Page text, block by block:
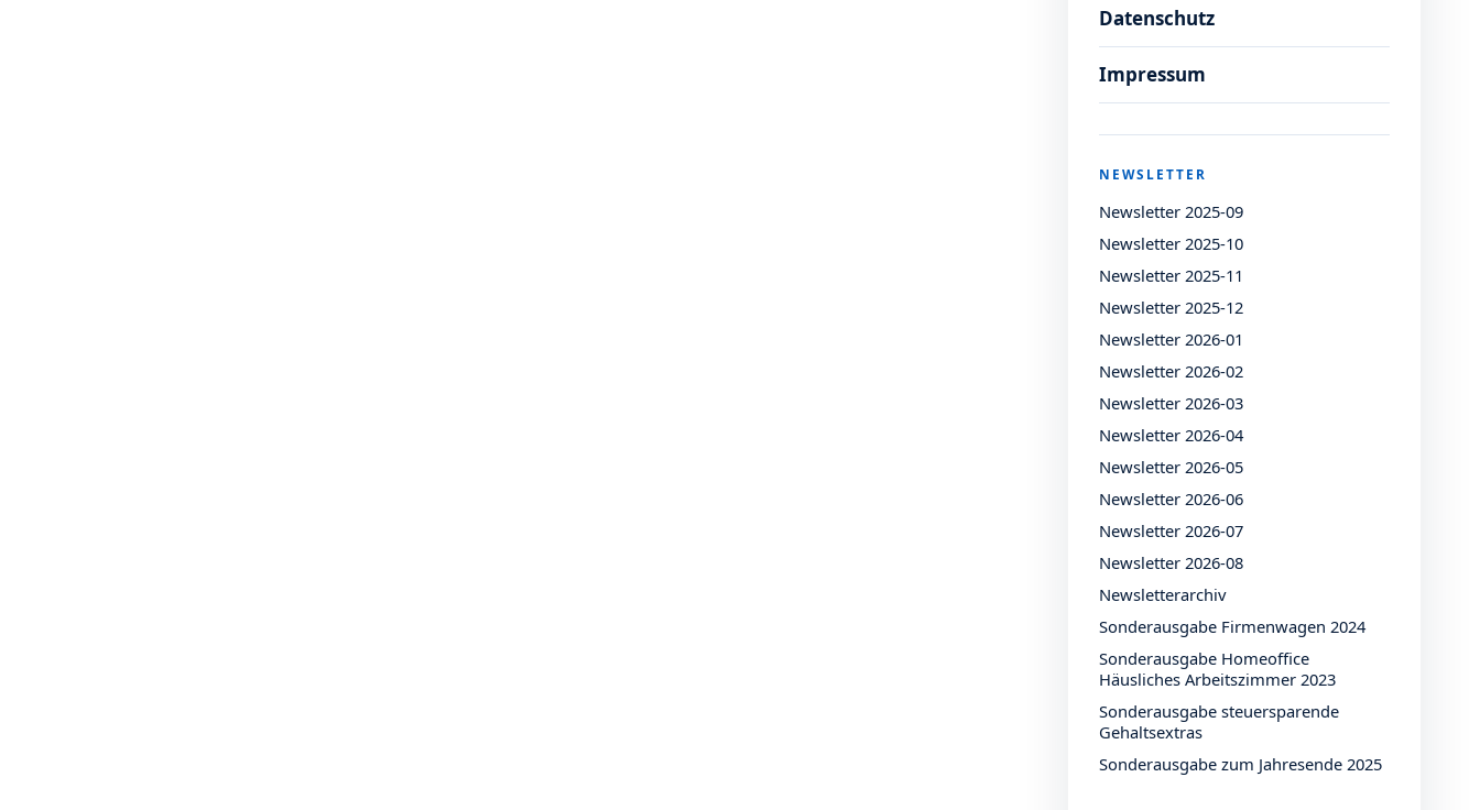
Datenschutz
Impressum
NEWSLETTER
Newsletter 2025-09
Newsletter 2025-10
Newsletter 2025-11
Newsletter 2025-12
Newsletter 2026-01
Newsletter 2026-02
Newsletter 2026-03
Newsletter 2026-04
Newsletter 2026-05
Newsletter 2026-06
Newsletter 2026-07
Newsletter 2026-08
Newsletterarchiv
Sonderausgabe Firmenwagen 2024
Sonderausgabe Homeoffice
Häusliches Arbeitszimmer 2023
Sonderausgabe steuersparende
Gehaltsextras
Sonderausgabe zum Jahresende 2025